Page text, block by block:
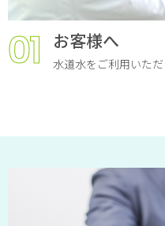
01 お客様へ
水道水をご利用いた